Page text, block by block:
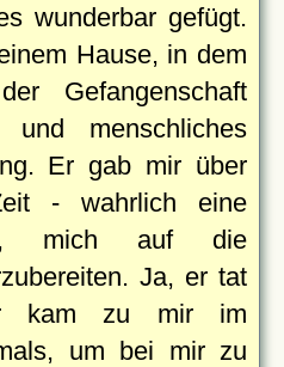
wunderbar gefügt.
Hause, in dem
Gefangenschaft
und menschliches
Er gab mir über
- wahrlich eine
-, mich auf die
Ja, er tat
kam zu mir im
um bei mir zu